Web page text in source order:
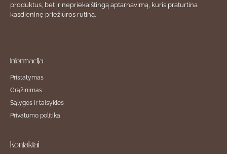
produktus, bet ir nepriekaištingą aptarnavimą, kuris praturtina
kasdieninę priežiūros rutiną.
Informacija
Pristatymas
Grąžinimas
Sąlygos ir taisyklės
Privatumo politika
Kontaktai